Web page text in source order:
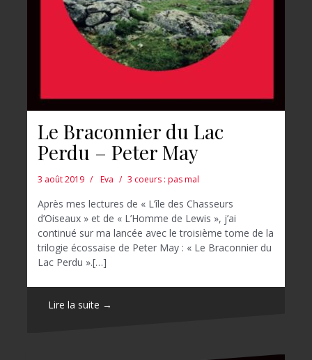
Le Braconnier du Lac
Perdu – Peter May
3 août 2019 Eva 3 coeurs : pas mal
Après mes lectures de « L’île des Chasseurs
d’Oiseaux » et de « L’Homme de Lewis », j’ai
continué sur ma lancée avec le troisième tome de la
trilogie écossaise de Peter May : « Le Braconnier du
Lac Perdu ».[…]
Lire la suite →